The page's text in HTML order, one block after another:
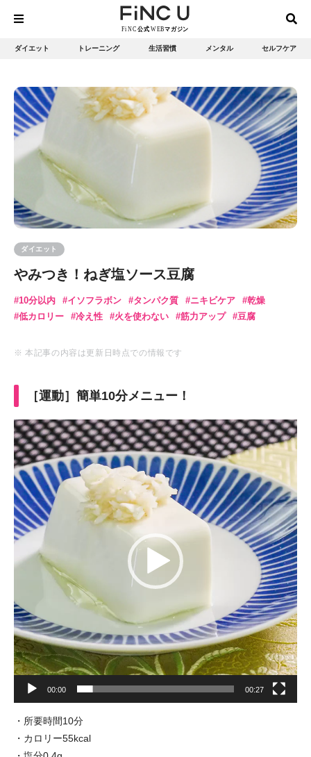
ダイエット トレーニング 生活習慣 メンタル セルフケア
ダイエット
やみつき！ねぎ塩ソース豆腐
10分以内 イソフラボン タンパク質 ニキビケア
乾燥
低カロリー
冷え性 火を使わない 筋力アップ 豆腐
※ 本記事の内容は更新日時点での情報です
［運動］簡単10分メニュー！
動
画
プ
レ
ー
ヤ
ー
00:00 00:27
・所要時間10分
・カロリー55kcal